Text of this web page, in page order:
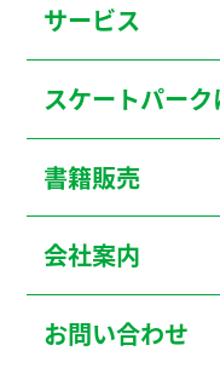
サービス
スケートパーク
書籍販売
会社案内
お問い合わせ